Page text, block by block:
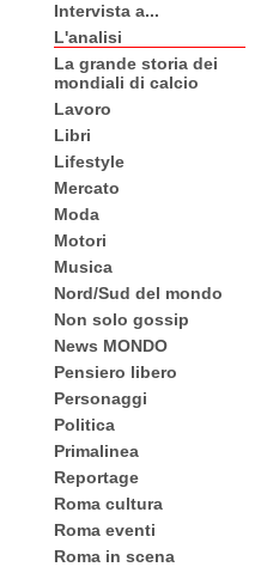
Intervista a...
L'analisi
La grande storia dei
mondiali di calcio
Lavoro
Libri
Lifestyle
Mercato
Moda
Motori
Musica
Nord/Sud del mondo
Non solo gossip
News MONDO
Pensiero libero
Personaggi
Politica
Primalinea
Reportage
Roma cultura
Roma eventi
Roma in scena